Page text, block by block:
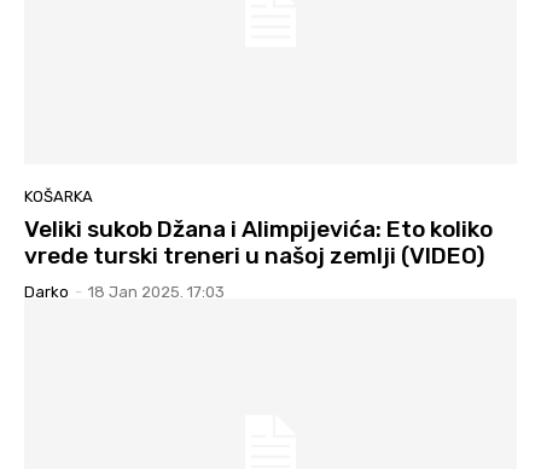
KOŠARKA
Veliki sukob Džana i Alimpijevića: Eto koliko
vrede turski treneri u našoj zemlji (VIDEO)
Darko - 18 Jan 2025. 17:03